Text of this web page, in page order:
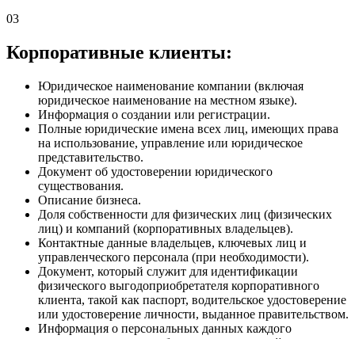
03
Корпоративные клиенты:
Юридическое наименование компании (включая
юридическое наименование на местном языке).
Информация о создании или регистрации.
Полные юридические имена всех лиц, имеющих права
на использование, управление или юридическое
представительство.
Документ об удостоверении юридического
существования.
Описание бизнеса.
Доля собственности для физических лиц (физических
лиц) и компаний (корпоративных владельцев).
Контактные данные владельцев, ключевых лиц и
управленческого персонала (при необходимости).
Документ, который служит для идентификации
физического выгодоприобретателя корпоративного
клиента, такой как паспорт, водительское удостоверение
или удостоверение личности, выданное правительством.
Информация о персональных данных каждого